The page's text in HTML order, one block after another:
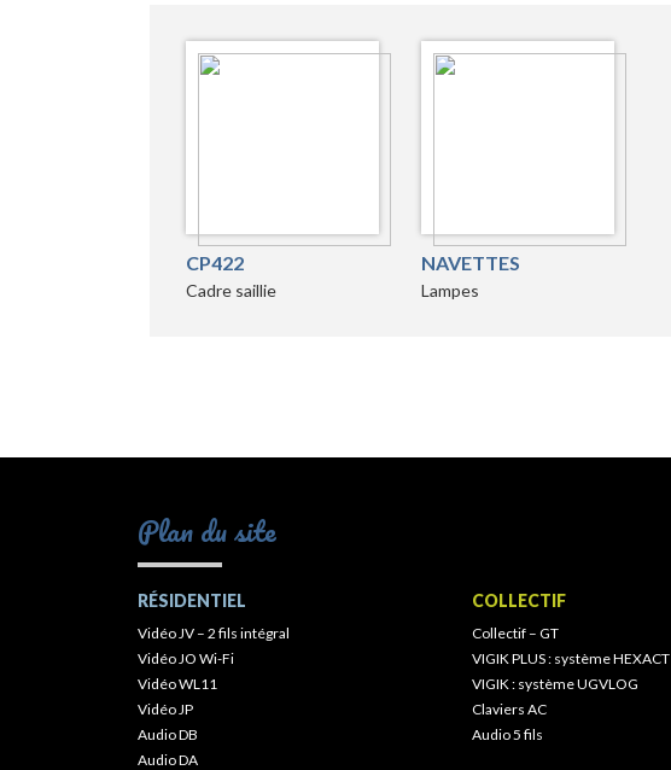
CP422
Cadre saillie
NAVETTES
Lampes
Plan du site
RÉSIDENTIEL
Vidéo JV – 2 fils intégral
Vidéo JO Wi-Fi
Vidéo WL11
Vidéo JP
Audio DB
Audio DA
COLLECTIF
Collectif – GT
VIGIK PLUS : système HEXACT
VIGIK : système UGVLOG
Claviers AC
Audio 5 fils